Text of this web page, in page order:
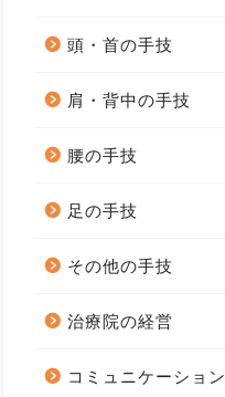
頭・首の手技
肩・背中の手技
腰の手技
足の手技
その他の手技
治療院の経営
コミュニケーション